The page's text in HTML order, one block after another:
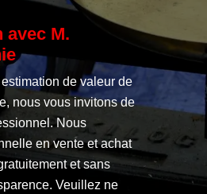
avec M.
de valeur de
nous vous invitons de
Nous
en vente et achat
et sans
Veuillez ne